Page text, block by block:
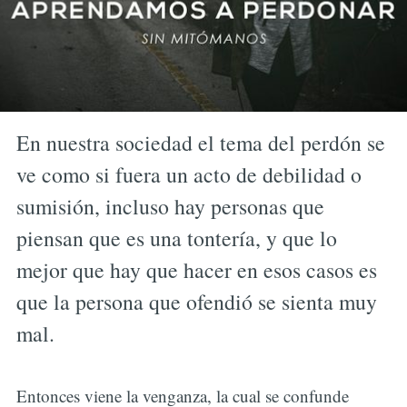
En nuestra sociedad el tema del perdón se
ve como si fuera un acto de debilidad o
sumisión, incluso hay personas que
piensan que es una tontería, y que lo
mejor que hay que hacer en esos casos es
que la persona que ofendió se sienta muy
mal.
Entonces viene la venganza, la cual se confunde